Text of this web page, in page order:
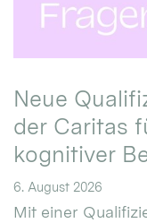
Neue
der Caritas
kognitiver
6. August 2026
Mit einer